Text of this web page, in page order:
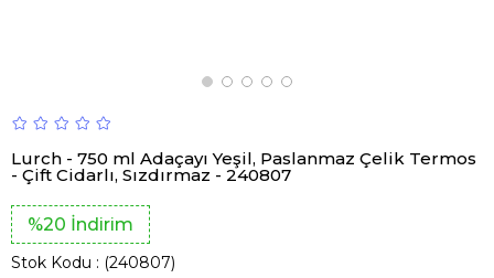
Lurch - 750 ml Adaçayı Yeşil, Paslanmaz Çelik Termos
- Çift Cidarlı, Sızdırmaz - 240807
%20 İndirim
Stok Kodu (240807)